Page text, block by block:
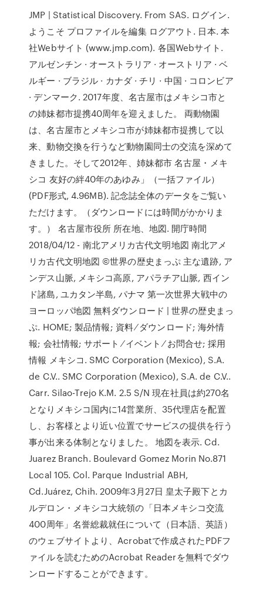
JMP | Statistical Discovery. From SAS. ログイン.
ようこそ プロファイルを編集 ログアウト. 日本. 本
社Webサイト (www.jmp.com). 各国Webサイト.
アルゼンチン · オーストラリア · オーストリア · ベ
ルギー · ブラジル · カナダ · チリ · 中国 · コロンビア
· デンマーク. 2017年度、名古屋市はメキシコ市と
の姉妹都市提携40周年を迎えました。 両動物園
は、名古屋市とメキシコ市が姉妹都市提携して以
来、動物交換を行うなど動物園同士の交流を深めて
きました。そして2012年、姉妹都市 名古屋・メキ
シコ 友好の絆40年のあゆみ」（一括ファイル）
(PDF形式, 4.96MB). 記念誌全体のデータをご覧い
ただけます。（ダウンロードには時間がかかりま
す。） 名古屋市役所 所在地、地図. 開庁時間
2018/04/12 - 南北アメリカ古代文明地図 南北アメ
リカ古代文明地図 ©世界の歴史まっぷ 主な遺跡, ア
ンデス山脈, メキシコ高原, アパラチア山脈, 西イン
ド諸島, ユカタン半島, パナマ 第一次世界大戦中の
ヨーロッパ地図 無料ダウンロード | 世界の歴史まっ
ぷ. HOME; 製品情報; 資料 ⁄ ダウンロード; 海外情
報; 会社情報; サポート ⁄ イベント ⁄ お問合せ; 採用
情報 メキシコ. SMC Corporation (Mexico), S.A.
de C.V.. SMC Corporation (Mexico), S.A. de C.V..
Carr. Silao-Trejo K.M. 2.5 S/N 現在社員は約270名
となりメキシコ国内に14営業所、35代理店を配置
し、お客様とより近い位置でサービスの提供を行う
事が出来る体制となりました。 地図を表示. Cd.
Juarez Branch. Boulevard Gomez Morin No.871
Local 105. Col. Parque Industrial ABH,
Cd.Juárez, Chih. 2009年3月27日 皇太子殿下とカ
ルデロン・メキシコ大統領の「日本メキシコ交流
400周年」名誉総裁就任について（日本語、英語）
のウェブサイトより、Acrobatで作成されたPDFフ
ァイルを読むためのAcrobat Readerを無料でダウ
ンロードすることができます。